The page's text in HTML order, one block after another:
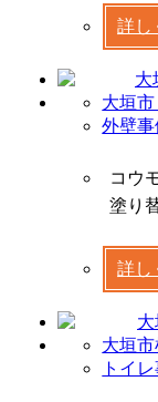
詳し
大垣市
外壁事
コウ
塗り
詳し
大垣
トイ